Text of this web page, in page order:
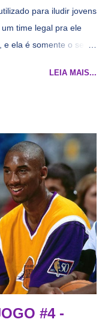
para iludir jovens
time legal pra ele
ela é somente o seu
ainda é jovem.
como diria o Marcelo
Ah, e quase
Lakers. Se de fato há o
é sempre com a
E do Lakers hein? Até
que Nets tem
assediado pelo
contrat...
LEIA MAIS...
#4 -